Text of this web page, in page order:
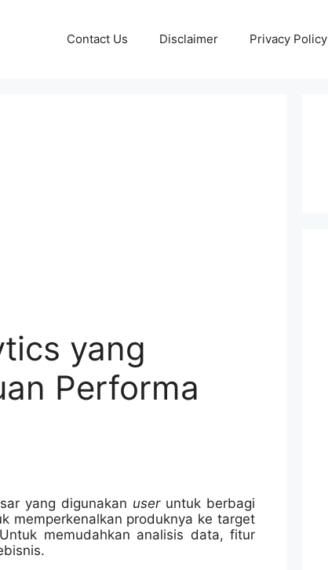
Contact Us Disclaimer Privacy Policy
yang
Performa
yang digunakan user untuk berbagi
memperkenalkan produknya ke target
memudahkan analisis data, fitur